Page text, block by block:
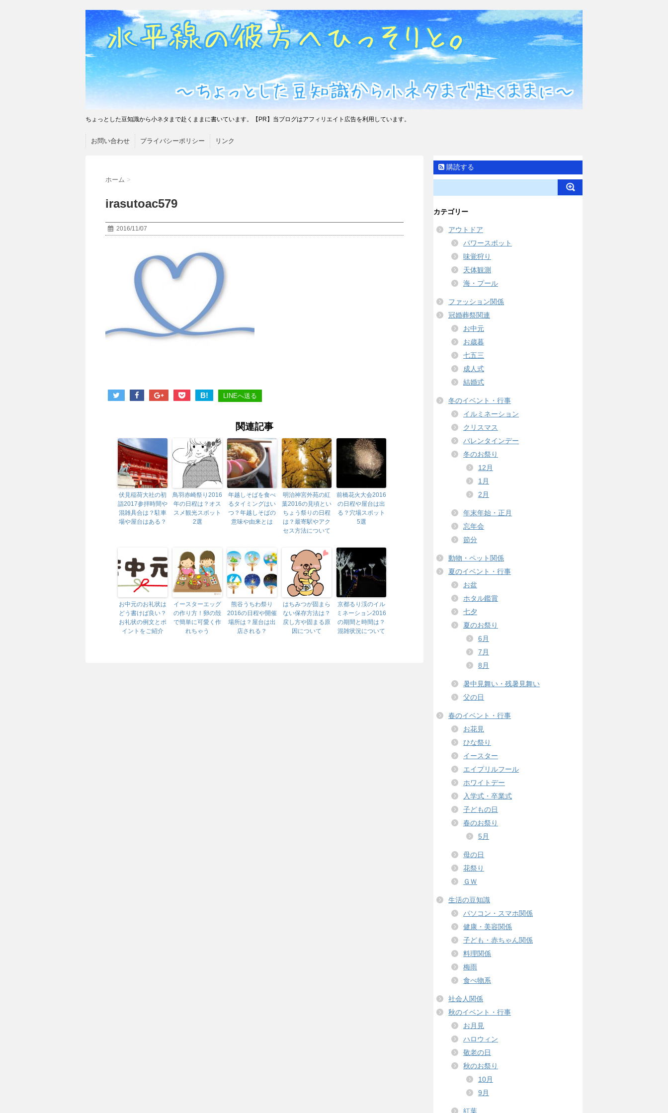
ちょっとした豆知識から小ネタまで赴くままに書いています。【PR】当ブログはアフィリエイト広告を利用しています。
お問い合わせ プライバシーポリシー リンク
ホーム >
irasutoac579
2016/11/07
B! LINEへ送る
関連記事
伏見稲荷大社の初
詣2017参拝時間や
混雑具合は？駐車
場や屋台はある？
鳥羽赤崎祭り2016
年の日程は？オス
スメ観光スポット
2選
年越しそばを食べ
るタイミングはい
つ？年越しそばの
意味や由来とは
明治神宮外苑の紅
葉2016の見頃とい
ちょう祭りの日程
は？最寄駅やアク
セス方法について
前橋花火大会2016
の日程や屋台は出
る？穴場スポット
5選
お中元のお礼状は
どう書けば良い？
お礼状の例文とポ
イントをご紹介
イースターエッグ
の作り方！卵の殻
で簡単に可愛く作
れちゃう
熊谷うちわ祭り
2016の日程や開催
場所は？屋台は出
店される？
はちみつが固まら
ない保存方法は？
戻し方や固まる原
因について
京都るり渓のイル
ミネーション2016
の期間と時間は？
混雑状況について
購読する
カテゴリー
アウトドア
パワースポット
味覚狩り
天体観測
海・プール
ファッション関係
冠婚葬祭関連
お中元
お歳暮
七五三
成人式
結婚式
冬のイベント・行事
イルミネーション
クリスマス
バレンタインデー
冬のお祭り
12月
1月
2月
年末年始・正月
忘年会
節分
動物・ペット関係
夏のイベント・行事
お盆
ホタル鑑賞
七夕
夏のお祭り
6月
7月
8月
暑中見舞い・残暑見舞い
父の日
春のイベント・行事
お花見
ひな祭り
イースター
エイプリルフール
ホワイトデー
入学式・卒業式
子どもの日
春のお祭り
5月
母の日
花祭り
ＧＷ
生活の豆知識
パソコン・スマホ関係
健康・美容関係
子ども・赤ちゃん関係
料理関係
梅雨
食べ物系
社会人関係
秋のイベント・行事
お月見
ハロウィン
敬老の日
秋のお祭り
10月
9月
紅葉